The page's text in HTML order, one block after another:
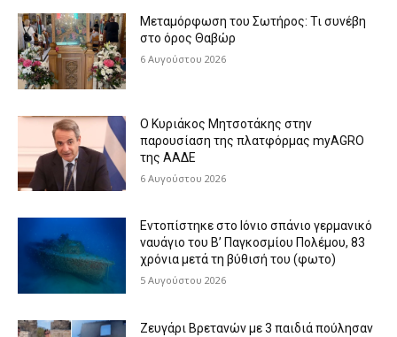
Μεταμόρφωση του Σωτήρος: Τι συνέβη
στο όρος Θαβώρ
6 Αυγούστου 2026
Ο Κυριάκος Μητσοτάκης στην
παρουσίαση της πλατφόρμας myAGRO
της ΑΑΔΕ
6 Αυγούστου 2026
Εντοπίστηκε στο Ιόνιο σπάνιο γερμανικό
ναυάγιο του Β’ Παγκοσμίου Πολέμου, 83
χρόνια μετά τη βύθισή του (φωτο)
5 Αυγούστου 2026
Ζευγάρι Βρετανών με 3 παιδιά πούλησαν